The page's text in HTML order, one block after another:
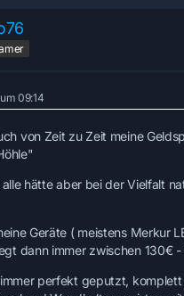
09:14
von Zeit zu Zeit meine
hätte aber bei der Vielfalt
Geräte ( meistens Merkur
dann immer zwischen 130€ -
perfekt geputzt, komplett